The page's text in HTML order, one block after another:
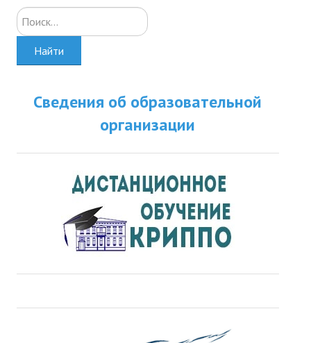
Искать...
Найти
Сведения об образовательной
организации